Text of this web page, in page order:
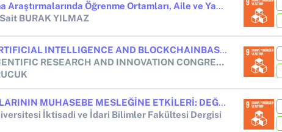
Özel Eğitim ve Kaynaştırma Araştırmalarında Öğrenme Ortamları, Aile ve Yapay Zeka
Sait BURAK YILMAZ
THE IMPLICATIONS OF ARTIFICIAL INTELLIGENCE AND BLOCKCHAINBASED SMART SUPPLY CHAINS ON PHARMACEUTICAL MARKETING
15th INTERNATIONAL SCIENTIFIC RESEARCH AND INNOVATION CONGRESS
YAPAY ZEKÂ UYGULAMALARININ MUHASEBE MESLEĞİNE ETKİLERİ: DEĞİŞEN ROLLER VE SORUMLULUKLAR KAPSAMINDA KARS İLİNDE BİR UYGULAMA
İktisadi ve İdari Bilimler Fakültesi Dergisi